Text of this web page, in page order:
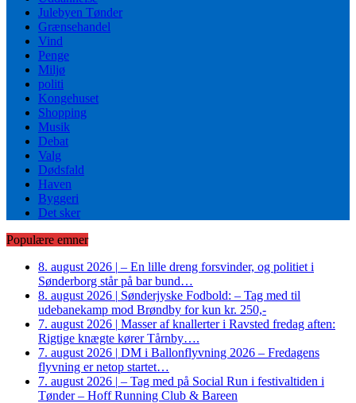
Julebyen Tønder
Grænsehandel
Vind
Penge
Miljø
politi
Kongehuset
Shopping
Musik
Debat
Valg
Dødsfald
Haven
Byggeri
Det sker
Populære emner
8. august 2026 | – En lille dreng forsvinder, og politiet i
Sønderborg står på bar bund…
8. august 2026 | Sønderjyske Fodbold: – Tag med til
udebanekamp mod Brøndby for kun kr. 250,-
7. august 2026 | Masser af knallerter i Ravsted fredag aften:
Rigtige knægte kører Tårnby….
7. august 2026 | DM i Ballonflyvning 2026 – Fredagens
flyvning er netop startet…
7. august 2026 | – Tag med på Social Run i festivaltiden i
Tønder – Hoff Running Club & Bareen